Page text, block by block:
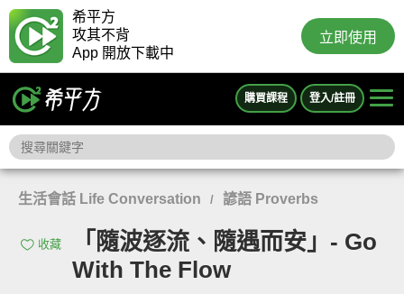
希平方
攻其不背
App 開放下載中
立即使用
購買課程 登入/註冊
生活會話 Life Conversation / 諺語 Proverbs
收藏
「隨波逐流、隨遇而安」- Go
With The Flow